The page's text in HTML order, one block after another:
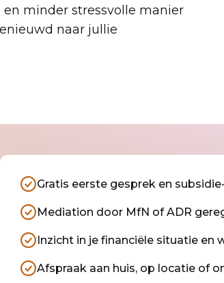
minder stressvolle manier
naar jullie
Gratis eerste gesprek en
Mediation door MfN of ADR
Inzicht in je financiële situatie en
Afspraak aan huis, op locatie of